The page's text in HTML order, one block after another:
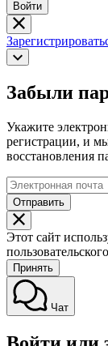
Войти
Забыли
Укажите
регистрации, и
восстановления
Отправить
Этот сайт
Принять
Чат